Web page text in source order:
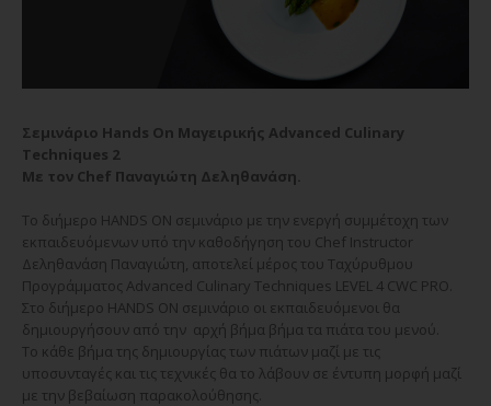
Σεμινάριο Hands On Μαγειρικής Advanced Culinary
Techniques 2
Με τον Chef Παναγιώτη Δεληθανάση.
To διήμερο HANDS ON σεμινάριο με την ενεργή συμμέτοχη των
εκπαιδευόμενων υπό την καθοδήγηση του Chef Instructor
Δεληθανάση Παναγιώτη, αποτελεί μέρος του Ταχύρυθμου
Προγράμματος Advanced Culinary Techniques LEVEL 4 CWC PRO.
Στο διήμερο HANDS ON σεμινάριο οι εκπαιδευόμενοι θα
δημιουργήσουν από την αρχή βήμα βήμα τα πιάτα του μενού.
Το κάθε βήμα της δημιουργίας των πιάτων μαζί με τις
υποσυνταγές και τις τεχνικές θα το λάβουν σε έντυπη μορφή μαζί
με την βεβαίωση παρακολούθησης.